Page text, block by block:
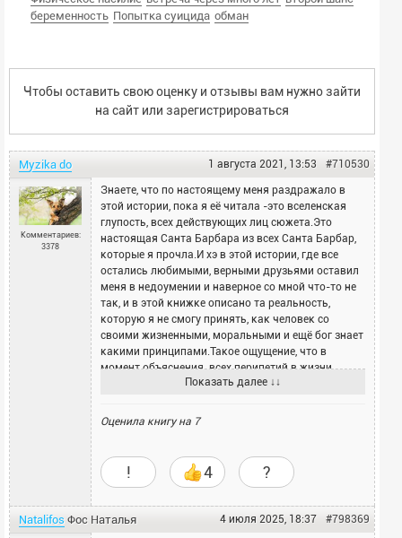
беременность Попытка суицида обман
Чтобы оставить свою оценку и отзывы вам нужно зайти
на сайт или зарегистрироваться
Myzika do #710530
1 августа 2021, 13:53
Комментариев:
3378
Знаете, что по настоящему меня раздражало в
этой истории, пока я её читала -это вселенская
глупость, всех действующих лиц сюжета.Это
настоящая Санта Барбара из всех Санта Барбар,
которые я прочла.И хэ в этой истории, где все
остались любимыми, верными друзьями оставил
меня в недоумении и наверное со мной что-то не
так, и в этой книжке описано та реальность,
которую я не смогу принять, как человек со
своими жизненными, моральными и ещё бог знает
какими принципами.Такое ощущение, что в
момент объяснения всех перипетий в жизни
героев, автор решила, что читатель всё проглотит
любили и мучились одновременно.Для меня
было расставания, а подруга героини, спавшая с
её мужем, когда всё вылезло наружу, даже стала
ей.В этой книжке, каждое из предательств
Показать далее ↓↓
Оценила книгу на 7
! 4 ?
Natalifos Фос Наталья #798369
4 июля 2025, 18:37